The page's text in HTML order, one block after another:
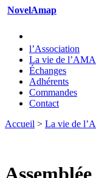
NovelAmap
l’Association
La vie de
Échanges
Adhérents
Commandes
Contact
Accueil > La vie de